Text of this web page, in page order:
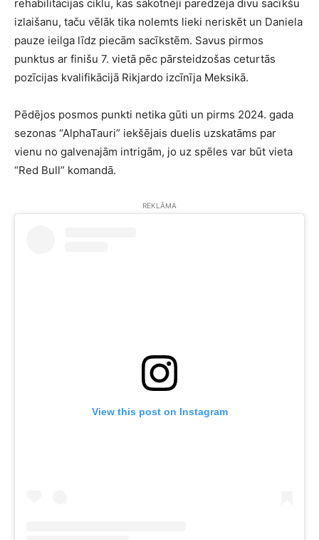
rehabilitācijas ciklu, kas sākotnēji paredzēja divu sacīkšu
izlaišanu, taču vēlāk tika nolemts lieki neriskēt un Daniela
pauze ieilga līdz piecām sacīkstēm. Savus pirmos
punktus ar finišu 7. vietā pēc pārsteidzošas ceturtās
pozīcijas kvalifikācijā Rikjardo izcīnīja Meksikā.
Pēdējos posmos punkti netika gūti un pirms 2024. gada
sezonas “AlphaTauri” iekšējais duelis uzskatāms par
vienu no galvenajām intrigām, jo uz spēles var būt vieta
“Red Bull” komandā.
REKLĀMA
View this post on Instagram